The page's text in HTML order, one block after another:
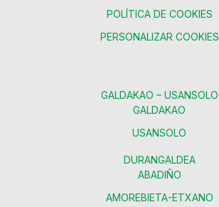
POLÍTICA DE COOKIES
PERSONALIZAR COOKIES
GALDAKAO – USANSOLO
GALDAKAO
USANSOLO
DURANGALDEA
ABADIÑO
AMOREBIETA-ETXANO